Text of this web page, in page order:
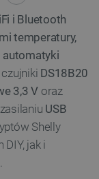
i Bluetooth
temperatury,
automatyki
czujniki DS18B20
3,3 V oraz
USB
Shelly
jak i